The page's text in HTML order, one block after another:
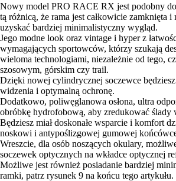
Nowy model PRO RACE RX jest podobny
tą różnicą, że rama jest całkowicie zamknięta i
uzyskać bardziej minimalistyczny wygląd.
Jego modne look oraz vintage i hyper z
wymagających sportowców, którzy szukają
wieloma technologiami, niezależnie od tego,
szosowym, górskim czy trail.
Dzięki nowej cylindrycznej soczewce będziesz
widzenia i optymalną ochronę.
Dodatkowo, poliwęglanowa osłona, ultra
obróbkę hydrofobową, aby zredukować ślady
Będziesz miał doskonałe wsparcie i komfort
noskowi i antypoślizgowej gumowej
Wreszcie, dla osób noszących okulary,
soczewek optycznych na wkładce optycznej
Możliwe jest również posiadanie bardziej
ramki, patrz rysunek 9 na końcu tego artykułu.